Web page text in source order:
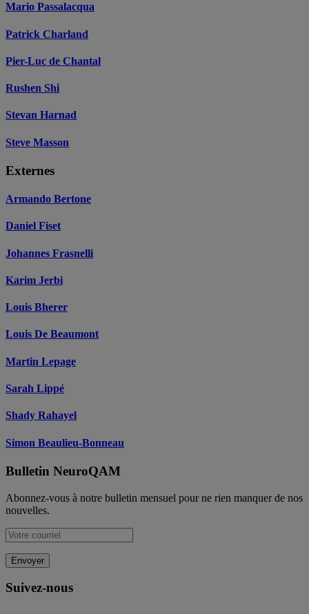
Mario Passalacqua
Patrick Charland
Pier-Luc de Chantal
Rushen Shi
Stevan Harnad
Steve Masson
Externes
Armando Bertone
Daniel Fiset
Johannes Frasnelli
Karim Jerbi
Louis Bherer
Louis De Beaumont
Martin Lepage
Sarah Lippé
Shady Rahayel
Simon Beaulieu-Bonneau
Footer
Bulletin NeuroQAM
Abonnez-vous à notre bulletin mensuel pour ne rien manquer de nos
nouvelles.
Suivez-nous